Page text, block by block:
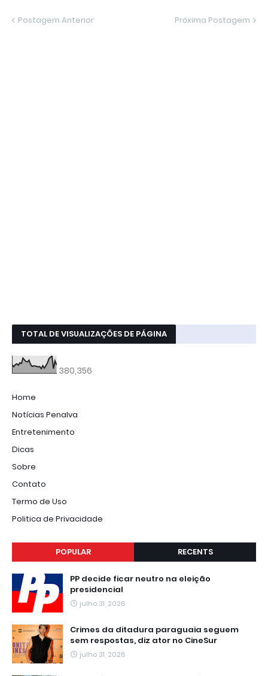
Postagem Anterior Próxima Postagem
TOTAL DE VISUALIZAÇÕES DE PÁGINA
380,356
Home
Notícias Penalva
Entretenimento
Dicas
Sobre
Contato
Termo de Uso
Politica de Privacidade
POPULAR RECENTS
PP decide ficar neutro na eleição
presidencial
julho 31, 2026
Crimes da ditadura paraguaia seguem
sem respostas, diz ator no CineSur
julho 31, 2026